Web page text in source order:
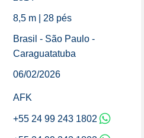
8,5 m | 28 pés
Brasil - São Paulo -
Caraguatatuba
06/02/2026
AFK
+55 24 99 243 1802